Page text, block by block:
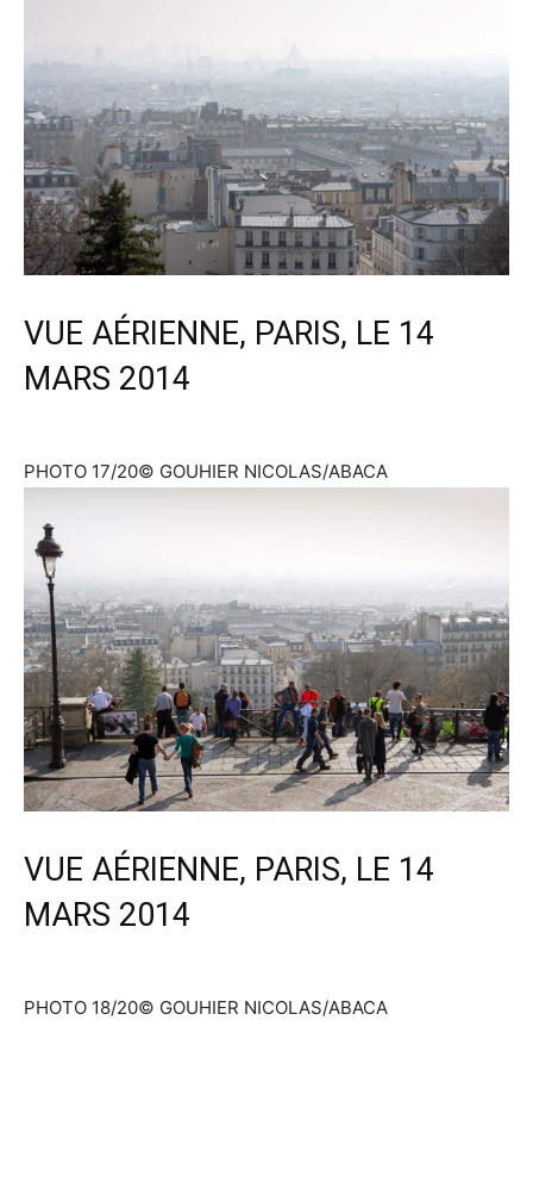
VUE AÉRIENNE, PARIS, LE 14
MARS 2014
PHOTO 17/20© GOUHIER NICOLAS/ABACA
VUE AÉRIENNE, PARIS, LE 14
MARS 2014
PHOTO 18/20© GOUHIER NICOLAS/ABACA